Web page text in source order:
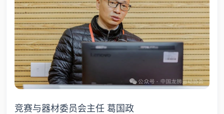
竞赛与器材委员会主任 葛国政